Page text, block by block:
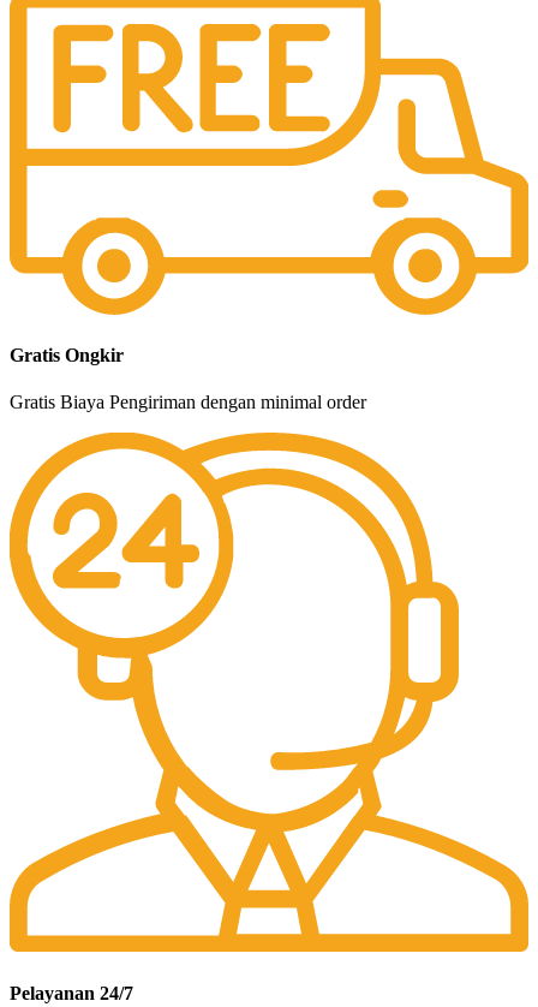
Gratis Ongkir
Gratis Biaya Pengiriman dengan minimal order
Pelayanan 24/7